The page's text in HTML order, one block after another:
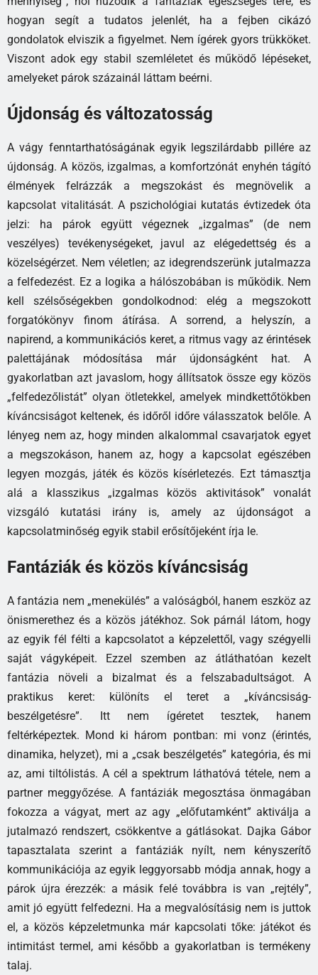
hogyan segít a tudatos jelenlét, ha a fejben cikázó
gondolatok elviszik a figyelmet. Nem ígérek gyors trükköket.
Viszont adok egy stabil szemléletet és működő lépéseket,
amelyeket párok százainál láttam beérni.
Újdonság és változatosság
A vágy fenntarthatóságának egyik legszilárdabb pillére az
újdonság. A közös, izgalmas, a komfortzónát enyhén tágító
élmények felrázzák a megszokást és megnövelik a
kapcsolat vitalitását. A pszichológiai kutatás évtizedek óta
jelzi: ha párok együtt végeznek „izgalmas” (de nem
veszélyes) tevékenységeket, javul az elégedettség és a
közelségérzet. Nem véletlen; az idegrendszerünk jutalmazza
a felfedezést. Ez a logika a hálószobában is működik. Nem
kell szélsőségekben gondolkodnod: elég a megszokott
forgatókönyv finom átírása. A sorrend, a helyszín, a
napirend, a kommunikációs keret, a ritmus vagy az érintések
palettájának módosítása már újdonságként hat. A
gyakorlatban azt javaslom, hogy állítsatok össze egy közös
„felfedezőlistát” olyan ötletekkel, amelyek mindkettőtökben
kíváncsiságot keltenek, és időről időre válasszatok belőle. A
lényeg nem az, hogy minden alkalommal csavarjatok egyet
a megszokáson, hanem az, hogy a kapcsolat egészében
legyen mozgás, játék és közös kísérletezés. Ezt támasztja
alá a klasszikus „izgalmas közös aktivitások” vonalát
vizsgáló kutatási irány is, amely az újdonságot a
kapcsolatminőség egyik stabil erősítőjeként írja le.
Fantáziák és közös kíváncsiság
A fantázia nem „menekülés” a valóságból, hanem eszköz az
önismerethez és a közös játékhoz. Sok párnál látom, hogy
az egyik fél félti a kapcsolatot a képzelettől, vagy szégyelli
saját vágyképeit. Ezzel szemben az átláthatóan kezelt
fantázia növeli a bizalmat és a felszabadultságot. A
praktikus keret: különíts el teret a „kíváncsiság-
beszélgetésre”. Itt nem ígéretet tesztek, hanem
feltérképeztek. Mond ki három pontban: mi vonz (érintés,
dinamika, helyzet), mi a „csak beszélgetés” kategória, és mi
az, ami tiltólistás. A cél a spektrum láthatóvá tétele, nem a
partner meggyőzése. A fantáziák megosztása önmagában
fokozza a vágyat, mert az agy „előfutamként” aktiválja a
jutalmazó rendszert, csökkentve a gátlásokat. Dajka Gábor
tapasztalata szerint a fantáziák nyílt, nem kényszerítő
kommunikációja az egyik leggyorsabb módja annak, hogy a
párok újra érezzék: a másik felé továbbra is van „rejtély”,
amit jó együtt felfedezni. Ha a megvalósításig nem is juttok
el, a közös képzeletmunka már kapcsolati tőke: játékot és
intimitást termel, ami később a gyakorlatban is termékeny
talaj.